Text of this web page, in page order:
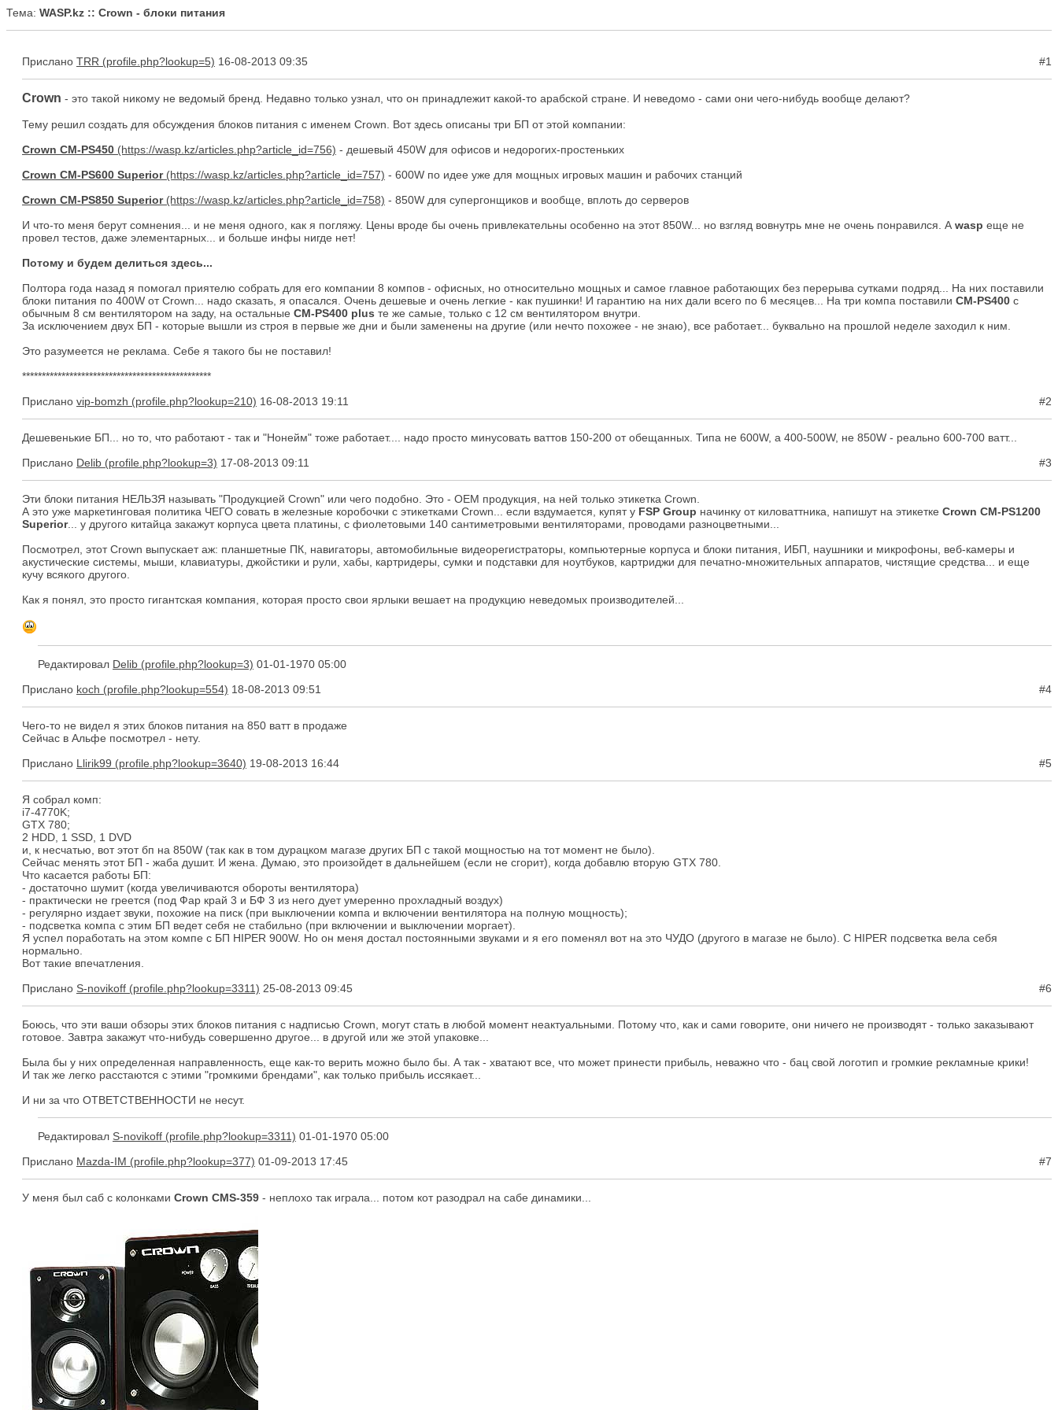
Тема: WASP.kz :: Crown - блоки питания
Прислано TRR 16-08-2013 09:35 #1
Crown - это такой никому не ведомый бренд. Недавно только узнал, что он принадлежит какой-то арабской стране. И неведомо - сами они чего-нибудь вообще делают?
Тему решил создать для обсуждения блоков питания с именем Crown. Вот здесь описаны три БП от этой компании:
Crown CM-PS450
- дешевый 450W для офисов и недорогих-простеньких
Crown CM-PS600 Superior
- 600W по идее уже для мощных игровых машин и рабочих станций
Crown CM-PS850 Superior
- 850W для супергонщиков и вообще, вплоть до серверов
И что-то меня берут сомнения... и не меня одного, как я погляжу. Цены вроде бы очень привлекательны особенно на этот 850W... но взгляд вовнутрь мне не очень понравился. А wasp еще не
провел тестов, даже элементарных... и больше инфы нигде нет!
Потому и будем делиться здесь...
Полтора года назад я помогал приятелю собрать для его компании 8 компов - офисных, но относительно мощных и самое главное работающих без перерыва сутками подряд... На них поставили
блоки питания по 400W от Crown... надо сказать, я опасался. Очень дешевые и очень легкие - как пушинки! И гарантию на них дали всего по 6 месяцев... На три компа поставили CM-PS400 с
обычным 8 см вентилятором на заду, на остальные CM-PS400 plus те же самые, только с 12 см вентилятором внутри.
За исключением двух БП - которые вышли из строя в первые же дни и были заменены на другие (или нечто похожее - не знаю), все работает... буквально на прошлой неделе заходил к ним.
Это разумеется не реклама. Себе я такого бы не поставил!
************************************************
Прислано vip-bomzh 16-08-2013 19:11 #2
Дешевенькие БП... но то, что работают - так и "Нонейм" тоже работает.... надо просто минусовать ваттов 150-200 от обещанных. Типа не 600W, а 400-500W, не 850W - реально 600-700 ватт...
Прислано Delib 17-08-2013 09:11 #3
Эти блоки питания НЕЛЬЗЯ называть "Продукцией Crown" или чего подобно. Это - ОЕМ продукция, на ней только этикетка Crown.
А это уже маркетинговая политика ЧЕГО совать в железные коробочки с этикетками Crown... если вздумается, купят у FSP Group начинку от киловаттника, напишут на этикетке Crown CM-PS1200
Superior... у другого китайца закажут корпуса цвета платины, с фиолетовыми 140 сантиметровыми вентиляторами, проводами разноцветными...
Посмотрел, этот Crown выпускает аж: планшетные ПК, навигаторы, автомобильные видеорегистраторы, компьютерные корпуса и блоки питания, ИБП, наушники и микрофоны, веб-камеры и
акустические системы, мыши, клавиатуры, джойстики и рули, хабы, картридеры, сумки и подставки для ноутбуков, картриджи для печатно-множительных аппаратов, чистящие средства... и еще
кучу всякого другого.
Как я понял, это просто гигантская компания, которая просто свои ярлыки вешает на продукцию неведомых производителей...
Редактировал Delib
01-01-1970 05:00
Прислано koch 18-08-2013 09:51 #4
Чего-то не видел я этих блоков питания на 850 ватт в продаже
Сейчас в Альфе посмотрел - нету.
Прислано Llirik99 19-08-2013 16:44 #5
Я собрал комп:
i7-4770K;
GTX 780;
2 HDD, 1 SSD, 1 DVD
и, к несчатью, вот этот бп на 850W (так как в том дурацком магазе других БП с такой мощностью на тот момент не было).
Сейчас менять этот БП - жаба душит. И жена. Думаю, это произойдет в дальнейшем (если не сгорит), когда добавлю вторую GTX 780.
Что касается работы БП:
- достаточно шумит (когда увеличиваются обороты вентилятора)
- практически не греется (под Фар край 3 и БФ 3 из него дует умеренно прохладный воздух)
- регулярно издает звуки, похожие на писк (при выключении компа и включении вентилятора на полную мощность);
- подсветка компа с этим БП ведет себя не стабильно (при включении и выключении моргает).
Я успел поработать на этом компе с БП HIPER 900W. Но он меня достал постоянными звуками и я его поменял вот на это ЧУДО (другого в магазе не было). С HIPER подсветка вела себя
нормально.
Вот такие впечатления.
Прислано S-novikoff 25-08-2013 09:45 #6
Боюсь, что эти ваши обзоры этих блоков питания с надписью Crown, могут стать в любой момент неактуальными. Потому что, как и сами говорите, они ничего не производят - только заказывают
готовое. Завтра закажут что-нибудь совершенно другое... в другой или же этой упаковке...
Была бы у них определенная направленность, еще как-то верить можно было бы. А так - хватают все, что может принести прибыль, неважно что - бац свой логотип и громкие рекламные крики!
И так же легко расстаются с этими "громкими брендами", как только прибыль иссякает...
И ни за что ОТВЕТСТВЕННОСТИ не несут.
Редактировал S-novikoff
01-01-1970 05:00
Прислано Mazda-IM 01-09-2013 17:45 #7
У меня был саб с колонками Crown CMS-359 - неплохо так играла... потом кот разодрал на сабе динамики...